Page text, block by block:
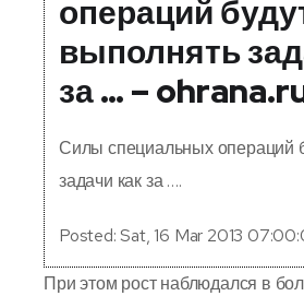
операций
выполнять
за … –
Силы специальных операций
задачи как за ….
Posted: Sat, 16 Mar 2013
При этом рост наблюдался в